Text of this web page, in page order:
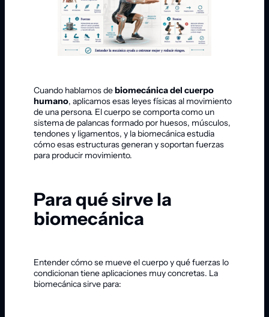
Cuando hablamos debiomecánica del cuerpo
humano, aplicamos esas leyes físicas al movimiento
de una persona. El cuerpo se comporta como un
sistema de palancas formado por huesos, músculos,
tendones y ligamentos, y la biomecánica estudia
cómo esas estructuras generan y soportan fuerzas
para producir movimiento.
Para qué sirve la
biomecánica
Entender cómo se mueve el cuerpo y qué fuerzas lo
condicionan tiene aplicaciones muy concretas. La
biomecánica sirve para: